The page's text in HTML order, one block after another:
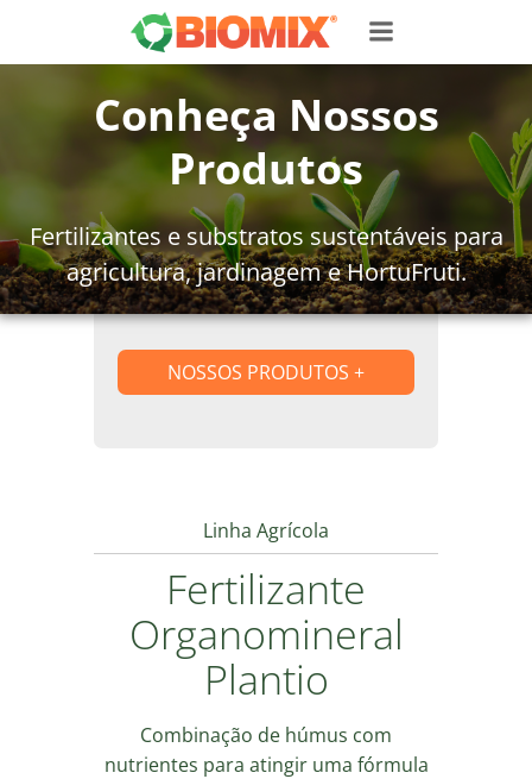
Pular
para
o
conteúdo
Conheça Nossos
Produtos
Fertilizantes e substratos sustentáveis para
agricultura, jardinagem e HortuFruti.
NOSSOS PRODUTOS +
Linha Agrícola
Fertilizante
Organomineral
Plantio
Combinação de húmus com
nutrientes para atingir uma fórmula